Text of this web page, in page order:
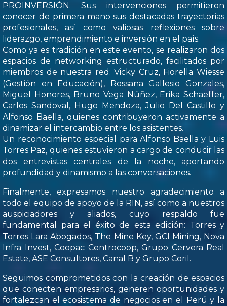
PROINVERSIÓN. Sus intervenciones permitieron
conocer de primera mano sus destacadas trayectorias
profesionales, así como valiosas reflexiones sobre
liderazgo, emprendimiento e inversión en el país.
Como ya es tradición en este evento, se realizaron dos
espacios de networking estructurado, facilitados por
miembros de nuestra red: Vicky Cruz, Fiorella Wiesse
(Gestión en Educación), Rossana Gallesio Gonzales,
Miguel Honores, Bruno Vega Núñez, Erika Schaeffer,
Carlos Sandoval, Hugo Mendoza, Julio Del Castillo y
Alfonso Baella, quienes contribuyeron activamente a
dinamizar el intercambio entre los asistentes.
Un reconocimiento especial para Alfonso Baella y Luis
Torres Paz, quienes estuvieron a cargo de conducir las
dos entrevistas centrales de la noche, aportando
profundidad y dinamismo a las conversaciones.
Finalmente, expresamos nuestro agradecimiento a
todo el equipo de apoyo de la RIN, así como a nuestros
auspiciadores y aliados, cuyo respaldo fue
fundamental para el éxito de esta edición: Torres y
Torres Lara Abogados, The Mine Key, GCI Mining, Nova
Infra Invest, Coopac Centrocoop, Grupo Cervera Real
Estate, ASE Consultores, Canal B y Grupo Coril.
Seguimos comprometidos con la creación de espacios
que conecten empresarios, generen oportunidades y
fortalezcan el ecosistema de negocios en el Perú y la